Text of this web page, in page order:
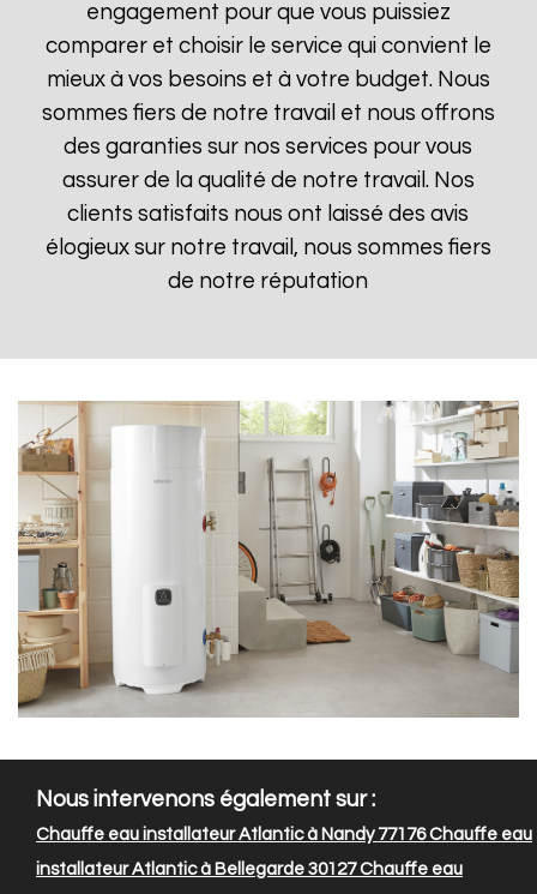
engagement pour que vous puissiez
comparer et choisir le service qui convient le
mieux à vos besoins et à votre budget. Nous
sommes fiers de notre travail et nous offrons
des garanties sur nos services pour vous
assurer de la qualité de notre travail. Nos
clients satisfaits nous ont laissé des avis
élogieux sur notre travail, nous sommes fiers
de notre réputation
Nous intervenons également sur :
Chauffe eau installateur Atlantic à Nandy 77176Chauffe eau
installateur Atlantic à Bellegarde 30127Chauffe eau